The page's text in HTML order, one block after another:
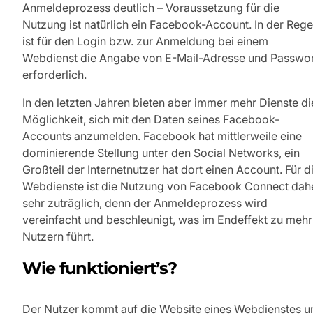
Anmeldeprozess deutlich – Voraussetzung für die
Nutzung ist natürlich ein Facebook-Account. In der
ist für den Login bzw. zur Anmeldung bei einem
Webdienst die Angabe von E-Mail-Adresse und
erforderlich.
In den letzten Jahren bieten aber immer mehr Dienste
Möglichkeit, sich mit den Daten seines Facebook-
Accounts anzumelden. Facebook hat mittlerweile eine
dominierende Stellung unter den Social Networks, ein
Großteil der Internetnutzer hat dort einen Account. Für
Webdienste ist die Nutzung von Facebook Connect
sehr zuträglich, denn der Anmeldeprozess wird
vereinfacht und beschleunigt, was im Endeffekt zu mehr
Nutzern führt.
Wie funktioniert’s?
Der Nutzer kommt auf die Website eines Webdienstes